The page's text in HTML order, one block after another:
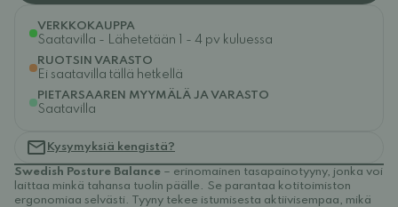
VERKKOKAUPPA
Saatavilla - Lähetetään 1 - 4 pv kuluessa
RUOTSIN VARASTO
Ei saatavilla tällä hetkellä
PIETARSAAREN MYYMÄLÄ JA VARASTO
Saatavilla
Kysymyksiä kengistä?
Swedish Posture Balance – erinomainen tasapainotyyny, jonka voi
laittaa minkä tahansa tuolin päälle. Se parantaa kotitoimiston
ergonomiaa selvästi. Tyyny tekee istumisesta aktiivisempaa, mikä